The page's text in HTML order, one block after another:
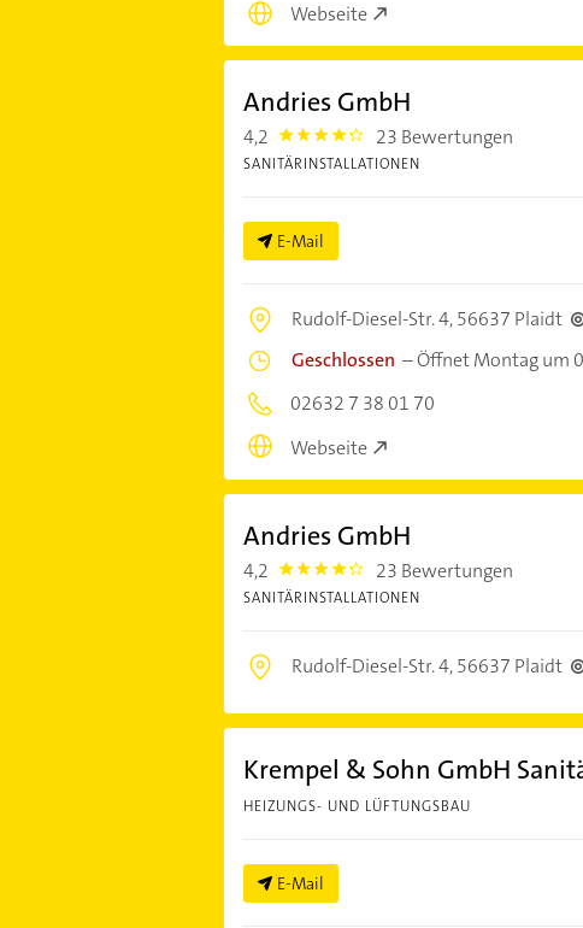
Webseite
Andries GmbH
4,2 4.2000003 23 Bewertungen
SANITÄRINSTALLATIONEN
E-Mail
Rudolf-Diesel-Str. 4,56637 Plaidt
Geschlossen –Öffnet Montag um
02632 7 38 01 70
Webseite
Andries GmbH
4,2 4.2000003 23 Bewertungen
SANITÄRINSTALLATIONEN
Rudolf-Diesel-Str. 4,56637 Plaidt
Krempel & Sohn GmbH
HEIZUNGS- UND LÜFTUNGSBAU
E-Mail